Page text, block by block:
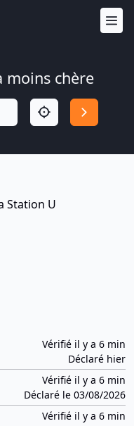
moins chère
Station U
Vérifié il y a 6 min
Déclaré hier
Vérifié il y a 6 min
Déclaré le 03/08/2026
Vérifié il y a 6 min